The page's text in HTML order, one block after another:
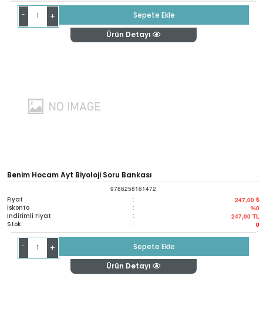
- +
Sepete Ekle
Ürün Detayı
Benim Hocam Ayt Biyoloji Soru Bankası
9786258161472
Fiyat : 247,00 ₺
İskonto : %0
İndirimli Fiyat : 247,00 TL
Stok : 0
- +
Sepete Ekle
Ürün Detayı